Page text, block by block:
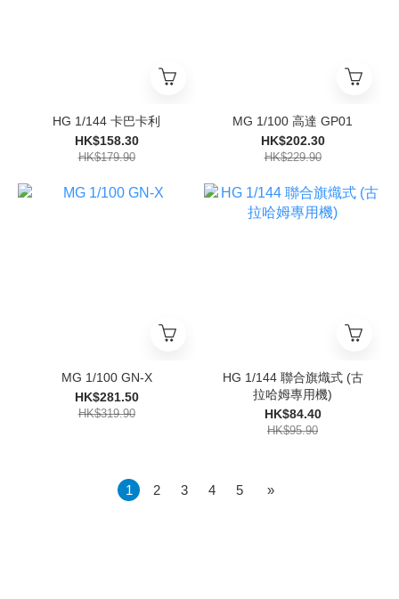
HG 1/144 卡巴卡利
HK$158.30
HK$179.90
MG 1/100 高達 GP01
HK$202.30
HK$229.90
MG 1/100 GN-X
HK$281.50
HK$319.90
HG 1/144 聯合旗熾式 (古
拉哈姆專用機)
HK$84.40
HK$95.90
1 2 3 4 5 »